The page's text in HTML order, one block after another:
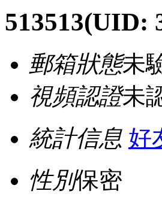
513513(UID:
郵箱狀態未
視頻認證未
統計信息 好
性別保密